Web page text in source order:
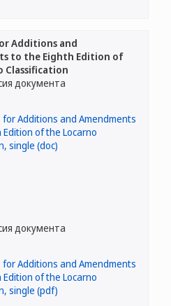
Additions and
to the Eighth Edition of
Classification
документа
документа